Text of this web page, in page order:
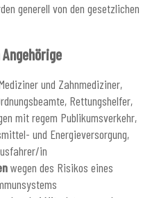
generell von den gesetzlichen
und Zahnmediziner,
Rettungshelfer,
mit regem Publikumsverkehr,
und Energieversorgung,
in
wegen des Risikos eines